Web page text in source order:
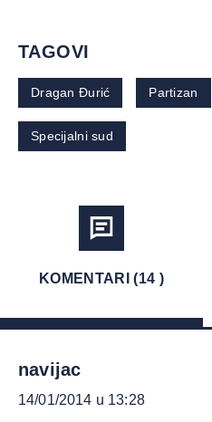
TAGOVI
Dragan Đurić Partizan
Specijalni sud
KOMENTARI (14 )
navijac
14/01/2014 u 13:28